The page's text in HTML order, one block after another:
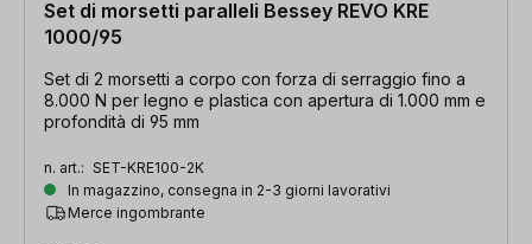
Set di morsetti paralleli Bessey REVO KRE
1000/95
Set di 2 morsetti a corpo con forza di serraggio fino a
8.000 N per legno e plastica con apertura di 1.000 mm e
profondità di 95 mm
n. art.: SET-KRE100-2K
In magazzino, consegna in 2-3 giorni lavorativi
Merce ingombrante